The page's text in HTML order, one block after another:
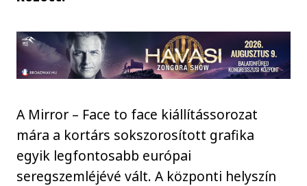
A Mirror – Face to face kiállítássorozat
mára a kortárs sokszorosított grafika
egyik legfontosabb európai
seregszemléjévé vált. A központi helyszín